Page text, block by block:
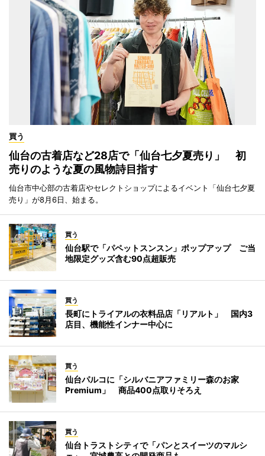
買う
仙台の古着店など28店で「仙台七夕夏売り」 初
売りのような夏の風物詩目指す
仙台市中心部の古着店やセレクトショップによるイベント「仙台七夕夏
売り」が8月6日、始まる。
買う
仙台駅で「パペットスンスン」ポップアップ ご当
地限定グッズ含む90点超販売
買う
長町にトライアルの衣料品店「リアルト」 国内3
店目、機能性インナー中心に
買う
仙台パルコに「シルバニアファミリー森のお家
Premium」 商品400点取りそろえ
買う
仙台トラストシティで「パンとスイーツのマルシ